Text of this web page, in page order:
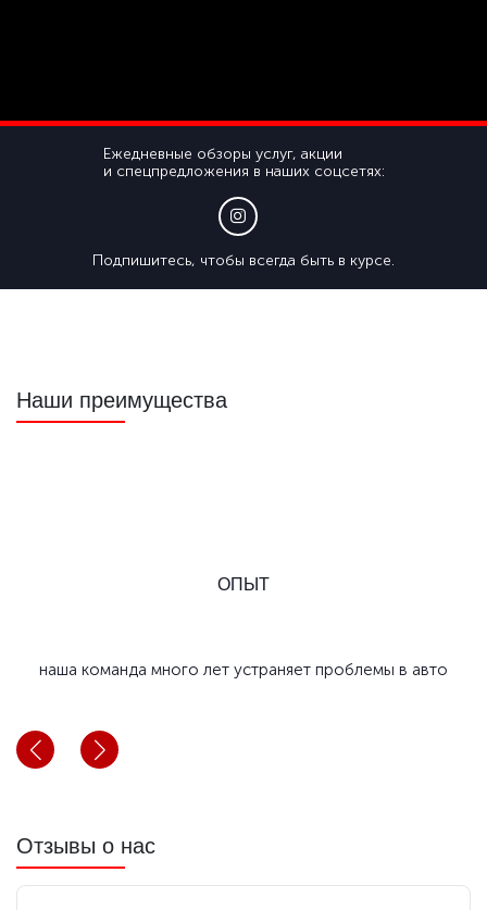
Ежедневные обзоры услуг, акции
и спецпредложения в наших соцсетях:
Подпишитесь, чтобы всегда быть в курсе.
Наши преимущества
ОПЫТ
наша команда много лет устраняет проблемы в авто
Отзывы о нас